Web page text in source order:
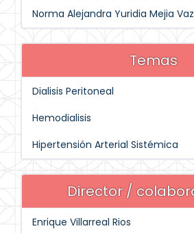
Norma Alejandra Yuridia Mejia
Temas
Dialisis Peritoneal
Hemodialisis
Hipertensión Arterial Sistémica
Director /
Enrique Villarreal Rios